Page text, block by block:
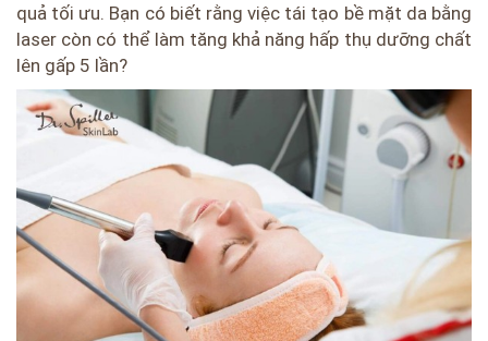
quả tối ưu. Bạn có biết rằng việc tái tạo bề mặt da bằng
laser còn có thể làm tăng khả năng hấp thụ dưỡng chất
lên gấp 5 lần?